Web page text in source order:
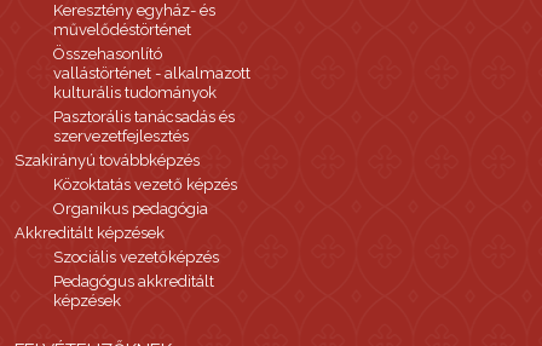
Keresztény egyház- és
művelődéstörténet
Összehasonlító
vallástörténet - alkalmazott
kulturális tudományok
Pasztorális tanácsadás és
szervezetfejlesztés
Szakirányú továbbképzés
Közoktatás vezető képzés
Organikus pedagógia
Akkreditált képzések
Szociális vezetőképzés
Pedagógus akkreditált
képzések